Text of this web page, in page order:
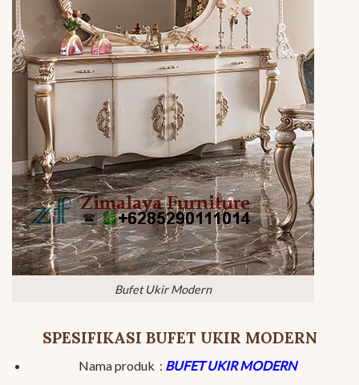
Bufet Ukir Modern
SPESIFIKASI BUFET UKIR MODERN
Nama produk : BUFET UKIR MODERN